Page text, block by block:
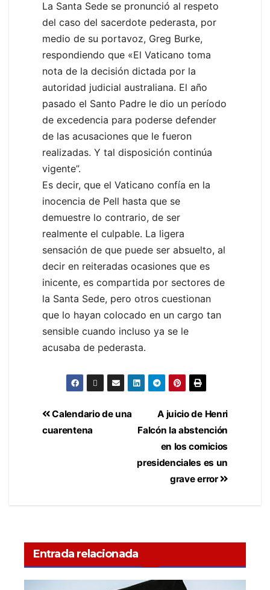
La Santa Sede se pronunció al respeto
del caso del sacerdote pederasta, por
medio de su portavoz, Greg Burke,
respondiendo que «El Vaticano toma
nota de la decisión dictada por la
autoridad judicial australiana. El año
pasado el Santo Padre le dio un período
de excedencia para poderse defender
de las acusaciones que le fueron
realizadas. Y tal disposición continúa
vigente”.
Es decir, que el Vaticano confía en la
inocencia de Pell hasta que se
demuestre lo contrario, de ser
realmente el culpable. La ligera
sensación de que puede ser absuelto, al
decir en reiteradas ocasiones que es
inicente, es compartida por sectores de
la Santa Sede, pero otros cuestionan
que lo hayan colocado en un cargo tan
sensible cuando incluso ya se le
acusaba de pederasta.
A juicio de Henri
Falcón la abstención
en los comicios
presidenciales es un
grave error
Calendario de una
cuarentena
Entrada relacionada